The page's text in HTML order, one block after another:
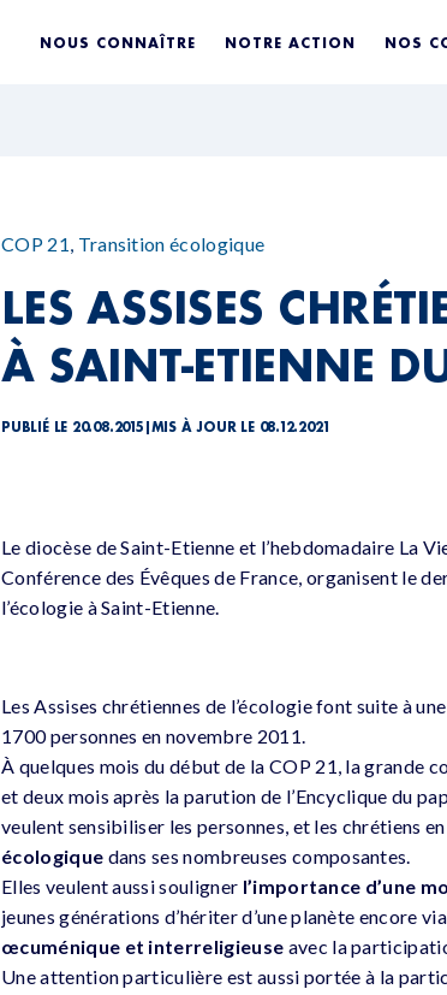
NOUS CONNAÎTRE NOTRE ACTION NOS
COP 21, Transition écologique
LES ASSISES
À SAINT-ETIENNE
PUBLIÉ LE 20.08.2015 MIS À JOUR LE 08.12.2021
Le diocèse de Saint-Etienne et l’hebdomadaire La
Conférence des Évêques de France, organisent le
l’écologie à Saint-Etienne.
Les Assises chrétiennes de l’écologie font suite à
1700 personnes en novembre 2011.
À quelques mois du début de la COP 21, la grande
et deux mois après la parution de l’Encyclique du
veulent sensibiliser les personnes, et les chrétiens
écologique dans ses nombreuses composantes.
Elles veulent aussi souligner l’importance d’une
jeunes générations d’hériter d’une planète encore
œcuménique et interreligieuse avec la
Une attention particulière est aussi portée à la